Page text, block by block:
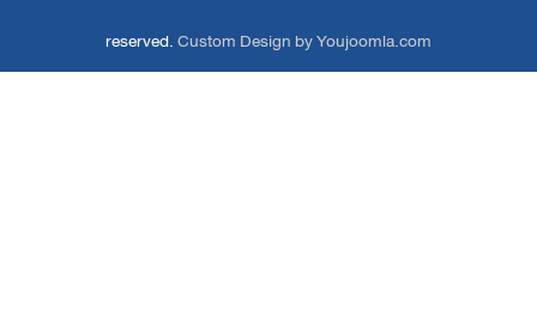
reserved.Custom Design by Youjoomla.com